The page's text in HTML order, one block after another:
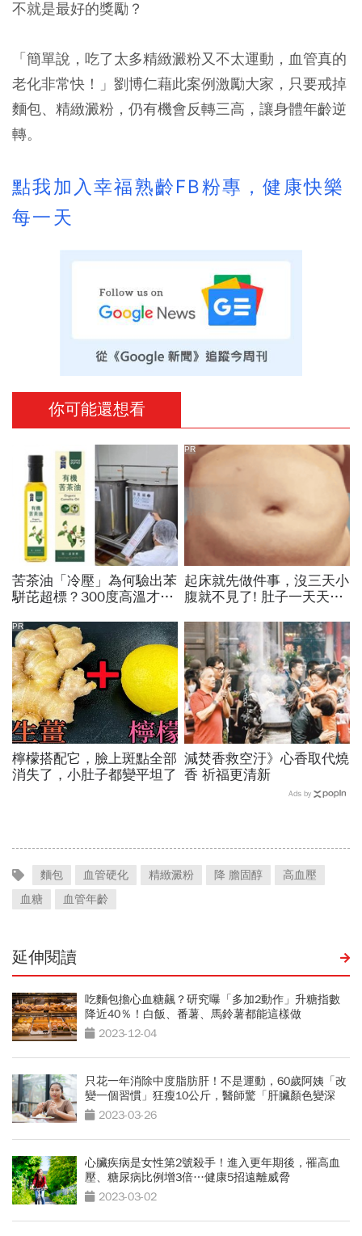
不就是最好的獎勵？
「簡單說，吃了太多精緻澱粉又不太運動，血管真的
老化非常快！」劉博仁藉此案例激勵大家，只要戒掉
麵包、精緻澱粉，仍有機會反轉三高，讓身體年齡逆
轉。
點我加入幸福熟齡FB粉專，健康快樂
每一天
你可能還想看
苦茶油「冷壓」為何驗出苯
駢芘超標？300度高溫才大
顏宗海籲這件事
起床就先做件事，沒三天小
腹就不見了! 肚子一天天變
PR
檸檬搭配它，臉上斑點全部
消失了，小肚子都變平坦了
PR
減焚香救空汙》心香取代燒
香 祈福更清新
Ads by
麵包 血管硬化 精緻澱粉 降 膽固醇
高血壓
血糖
血管年齡
延伸閱讀
吃麵包擔心血糖飆？研究曝「多加2動作」升糖指數
降近40％！白飯、番薯、馬鈴薯都能這樣做
2023-12-04
只花一年消除中度脂肪肝！不是運動，60歲阿姨「改
變一個習慣」狂瘦10公斤，醫師驚「肝臟顏色變深
了」2023-03-26
心臟疾病是女性第2號殺手！進入更年期後，罹高血
壓、糖尿病比例增3倍…健康5招遠離威脅
2023-03-02